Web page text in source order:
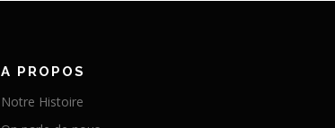
A PROPOS
Notre Histoire